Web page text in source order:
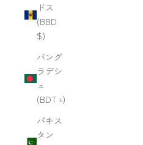
ドス
(BBD
$)
バング
ラデシ
ュ
(BDT ৳)
パキス
タン